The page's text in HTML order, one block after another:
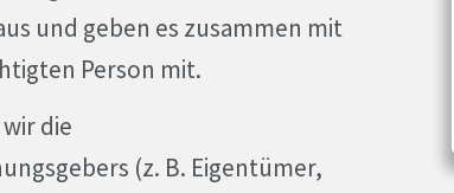
und geben es zusammen mit
Person mit.
die
(z. B. Eigentümer,